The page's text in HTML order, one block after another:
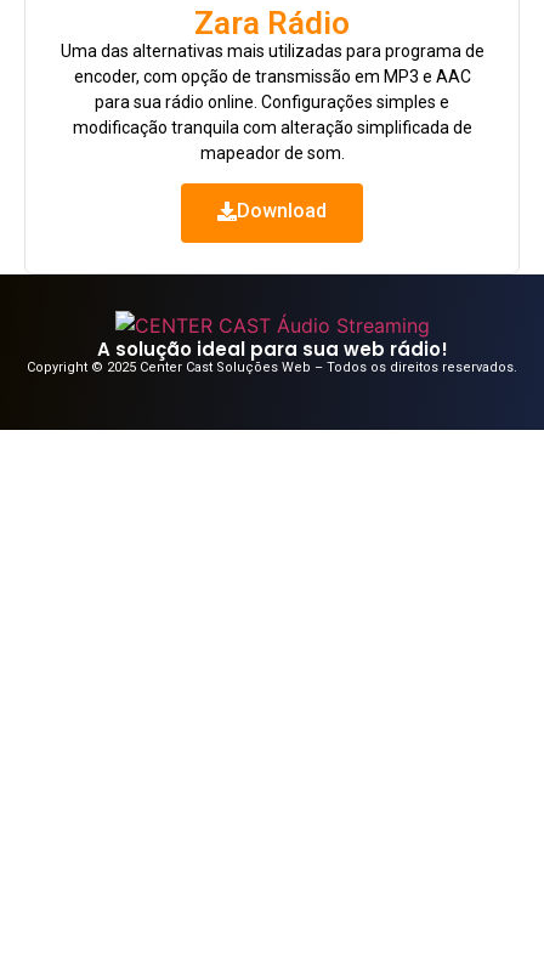
Zara Rádio
Uma das alternativas mais utilizadas para programa de
encoder, com opção de transmissão em MP3 e AAC
para sua rádio online. Configurações simples e
modificação tranquila com alteração simplificada de
mapeador de som.
Download
A solução ideal para sua web rádio!
Copyright © 2025 Center Cast Soluções Web – Todos os direitos reservados.